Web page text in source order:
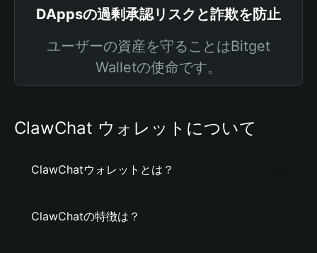
DAppsの過剰承認リスクと詐欺を防止
ユーザーの資産を守ることはBitget
Walletの使命です。
ClawChat ウォレットについて
ClawChatウォレットとは？
ClawChatの特徴は？